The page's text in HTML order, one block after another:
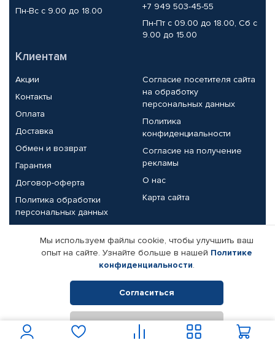
Пн-Вс с 9.00 до 18.00
+7 949 503-45-55
Пн-Пт с 09.00 до 18.00, Сб с
9.00 до 15.00
Клиентам
Акции
Контакты
Оплата
Доставка
Обмен и возврат
Гарантия
Договор-оферта
Политика обработки
персональных данных
Согласие посетителя сайта
на обработку
персональных данных
Политика
конфиденциальности
Согласие на получение
рекламы
О нас
Карта сайта
Партнерам
Корпоративным клиентам
Поставщикам
Реквизиты компании
© КАМАЗ ЦЕНТР ДОНЕЦК, 2015-2026. Все права защищены.
Интернет-магазин автомобильных товаров Автопрофи.
Мы используем файлы cookie, чтобы улучшить ваш
опыт на сайте. Узнайте больше в нашей Политике
конфиденциальности.
Согласиться
Отклонить